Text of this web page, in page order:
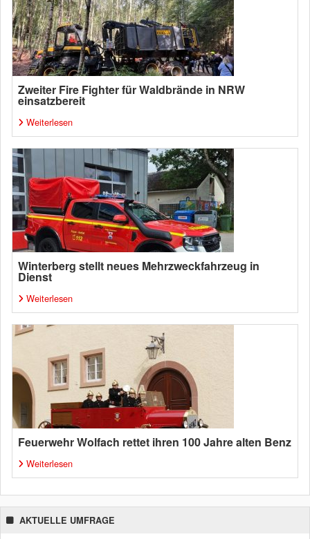
Zweiter Fire Fighter für Waldbrände in NRW
einsatzbereit
Weiterlesen
Winterberg stellt neues Mehrzweckfahrzeug in
Dienst
Weiterlesen
Feuerwehr Wolfach rettet ihren 100 Jahre alten Benz
Weiterlesen
AKTUELLE UMFRAGE